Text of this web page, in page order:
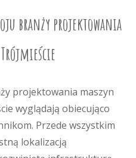
branży projektowania
projektowania maszyn
wyglądają obiecująco
Przede wszystkim
lokalizacją